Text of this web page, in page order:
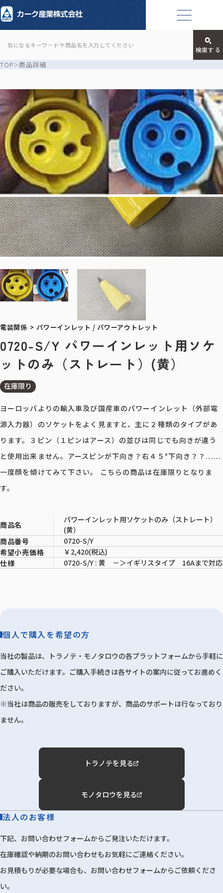
TOP 商品詳細
電装関係 > パワーインレット / パワーアウトレット
0720-S/Y パワーインレット用ソケ
ットのみ（ストレート）(黄）
在庫限り
ヨーロッパよりの輸入車及び国産車のパワーインレット（外部電
源入力器）のソケットをよく見ますと、主に２種類のタイプがあ
ります。３ピン（１ピンはアース）の並びは同じでも向きが違う
と使用出来ません。アースピンが下向き？右４５°下向き？？......
一度顔を傾けてみて下さい。 こちらの商品は在庫限りとなりま
す。
商品名
パワーインレット用ソケットのみ（ストレート）
(黄）
商品番号
0720-S/Y
希望小売価格
￥2,420(税込)
仕様
0720-S/Y : 黄 －＞イギリスタイプ 16Aまで対応
個人で購入を希望の方
当社の製品は、トラノテ・モノタロウの各プラットフォームから手軽に
ご購入いただけます。ご購入手続きは各サイトの案内に従ってお進めく
ださい。
※当社は商品の販売をしておりますが、商品のサポートは行なっており
ません。
トラノテを見る
モノタロウを見る
法人のお客様
下記、お問い合わせフォームからご発注いただけます。
在庫確認や納期のお問い合わせもお気軽にご連絡ください。
お見積もりが必要な場合も、お問い合わせフォームからご依頼くださ
い。